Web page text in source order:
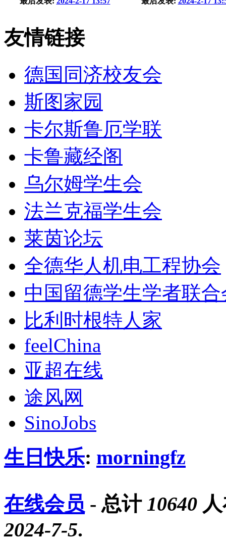
友情链接
德国同济校友会
斯图家园
卡尔斯鲁厄学联
卡鲁藏经阁
乌尔姆学生会
法兰克福学生会
莱茵论坛
全德华人机电工程协会
中国留德学生学者联合
比利时根特人家
feelChina
亚超在线
途风网
SinoJobs
生日快乐: morningfz
在线会员 - 总计 10640
2024-7-5.